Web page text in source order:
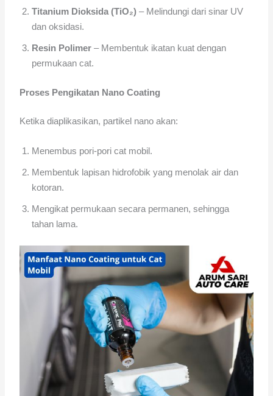
Titanium Dioksida (TiO₂) – Melindungi dari sinar UV
dan oksidasi.
Resin Polimer – Membentuk ikatan kuat dengan
permukaan cat.
Proses Pengikatan Nano Coating
Ketika diaplikasikan, partikel nano akan:
Menembus pori-pori cat mobil.
Membentuk lapisan hidrofobik yang menolak air dan
kotoran.
Mengikat permukaan secara permanen, sehingga
tahan lama.